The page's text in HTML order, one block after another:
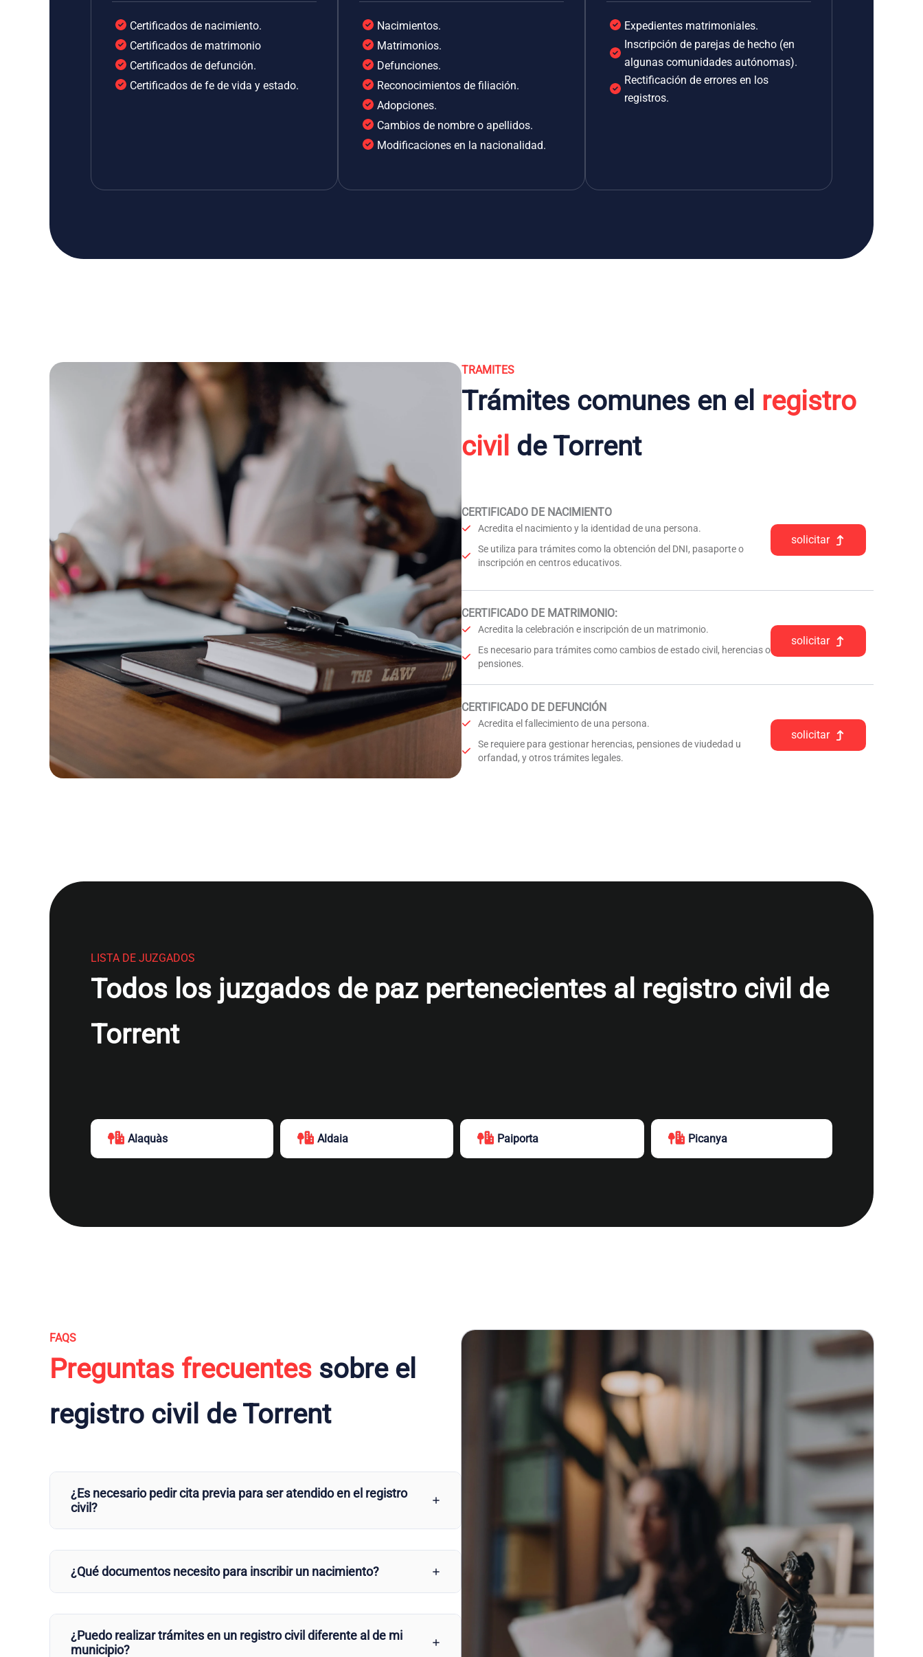
Certificados de nacimiento.
Certificados de matrimonio
Certificados de defunción.
Certificados de fe de vida y estado.
Nacimientos.
Matrimonios.
Defunciones.
Reconocimientos de filiación.
Adopciones.
Cambios de nombre o apellidos.
Modificaciones en la nacionalidad.
Expedientes matrimoniales.
Inscripción de parejas de hecho (en
algunas comunidades autónomas).
Rectificación de errores en los
registros.
TRAMITES
Trámites comunes en el registro
civil de Torrent
CERTIFICADO DE NACIMIENTO
Acredita el nacimiento y la identidad de una persona.
Se utiliza para trámites como la obtención del DNI, pasaporte o
inscripción en centros educativos.
solicitar
CERTIFICADO DE MATRIMONIO:
Acredita la celebración e inscripción de un matrimonio.
Es necesario para trámites como cambios de estado civil, herencias o
pensiones.
solicitar
CERTIFICADO DE DEFUNCIÓN
Acredita el fallecimiento de una persona.
Se requiere para gestionar herencias, pensiones de viudedad u
orfandad, y otros trámites legales.
solicitar
LISTA DE JUZGADOS
Todos los juzgados de paz pertenecientes al registro civil de
Torrent
Alaquàs Aldaia Paiporta Picanya
FAQS
Preguntas frecuentes sobre el
registro civil de Torrent
¿Es necesario pedir cita previa para ser atendido en el registro
civil?
¿Qué documentos necesito para inscribir un nacimiento?
¿Puedo realizar trámites en un registro civil diferente al de mi
municipio?